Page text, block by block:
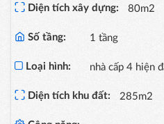
Diện tích xây dựng: 80m2
Số tầng: 1 tầng
Loại hình: nhà cấp 4 hiện
Diện tích khu đất: 285m2